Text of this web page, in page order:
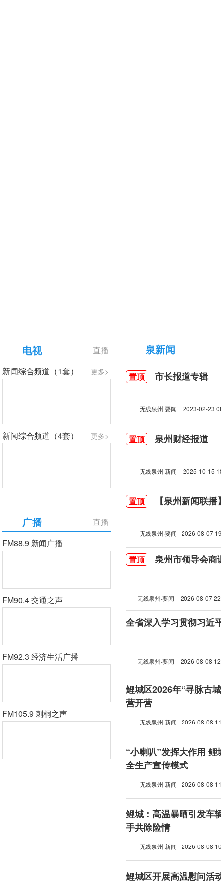
直播
电视
更多>
新闻综合频道（1套）
更多>
新闻综合频道（4套）
直播
广播
FM88.9 新闻广播
FM90.4 交通之声
FM92.3 经济生活广播
FM105.9 刺桐之声
泉新闻
置顶 市长报道专辑
无线泉州·要闻 2023-02-23
置顶 泉州财经报道
无线泉州 新闻 2025-10-15
置顶 【泉州新闻联
无线泉州·要闻 2026-08-07
置顶 泉州市领导会商
无线泉州·要闻 2026-08-07
无线泉州·要闻 2026-08-08
鲤城区2026年“寻脉古
营开营
无线泉州 新闻 2026-08-08
“小喇叭”发挥大作用
全生产宣传模式
无线泉州 新闻 2026-08-08
鲤城：高温暴晒引发车
手共除险情
无线泉州 新闻 2026-08-08
鲤城区开展高温慰问活